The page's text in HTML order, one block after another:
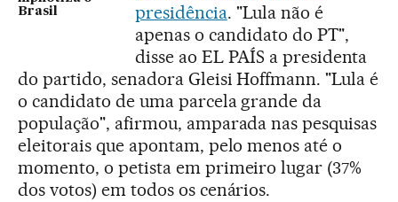
Brasil
presidência. "Lula não é
apenas o candidato do PT",
disse ao EL PAÍS a presidenta
do partido, senadora Gleisi Hoffmann. "Lula é
o candidato de uma parcela grande da
população", afirmou, amparada nas pesquisas
eleitorais que apontam, pelo menos até o
momento, o petista em primeiro lugar (37%
dos votos) em todos os cenários.